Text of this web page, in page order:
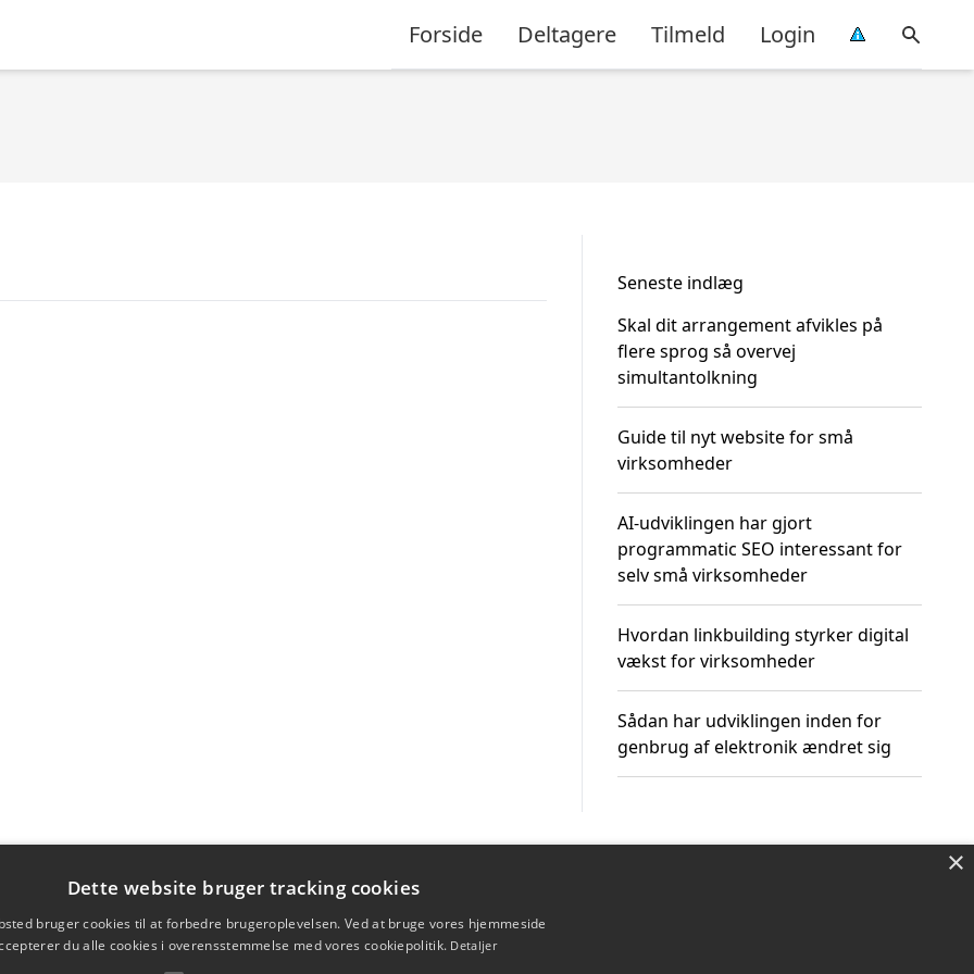
Forside Deltagere Tilmeld Login
Seneste indlæg
Skal dit arrangement afvikles på
flere sprog så overvej
simultantolkning
Guide til nyt website for små
virksomheder
AI-udviklingen har gjort
programmatic SEO interessant for
selv små virksomheder
Hvordan linkbuilding styrker digital
vækst for virksomheder
Sådan har udviklingen inden for
genbrug af elektronik ændret sig
×
Dette website bruger tracking cookies
bruger cookies til at forbedre brugeroplevelsen. Ved at bruge vores hjemmeside
du alle cookies i overensstemmelse med vores cookiepolitik. Detaljer